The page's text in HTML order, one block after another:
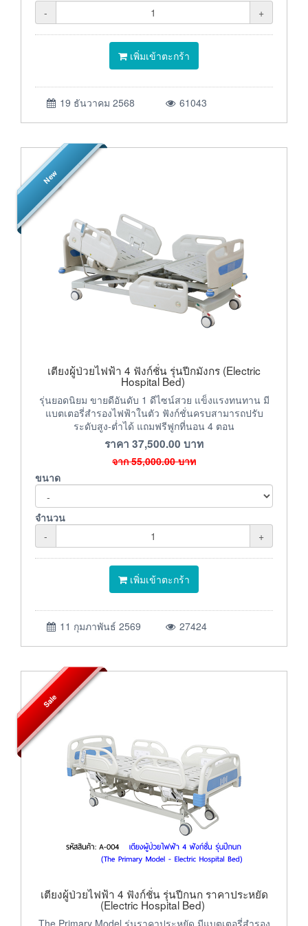
-
+
เพิ่มเข้าตะกร้า
19 ธันวาคม 2568 61043
New
เตียงผู้ป่วยไฟฟ้า 4 ฟังก์ชั่น รุ่นปีกมังกร (Electric
Hospital Bed)
รุ่นยอดนิยม ขายดีอันดับ 1 ดีไซน์สวย แข็งแรงทนทาน มี
แบตเตอรี่สำรองไฟฟ้าในตัว ฟังก์ชั่นครบสามารถปรับ
ระดับสูง-ต่ำได้ แถมฟรีฟูกที่นอน 4 ตอน
ราคา 37,500.00 บาท
จาก55,000.00บาท
ขนาด
จำนวน
-
+
เพิ่มเข้าตะกร้า
11 กุมภาพันธ์ 2569 27424
Sale
เตียงผู้ป่วยไฟฟ้า 4 ฟังก์ชั่น รุ่นปีกนก ราคาประหยัด
(Electric Hospital Bed)
The Primary Model รุ่นราคาประหยัด มีแบตเตอรี่สำรอง